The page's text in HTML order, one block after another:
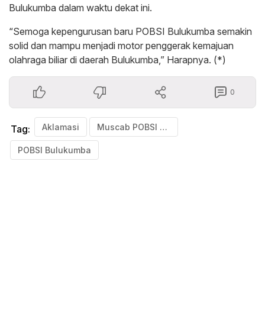
Bulukumba dalam waktu dekat ini.
“Semoga kepengurusan baru POBSI Bulukumba semakin
solid dan mampu menjadi motor penggerak kemajuan
olahraga biliar di daerah Bulukumba,” Harapnya. (*)
0
Tag: Aklamasi Muscab POBSI Bulukumba Tetapkan Lung Saso Jadi Ketua
POBSI Bulukumba